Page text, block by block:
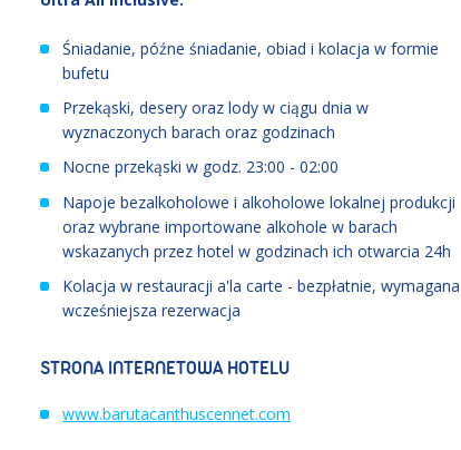
Śniadanie, późne śniadanie, obiad i kolacja w formie
bufetu
Przekąski, desery oraz lody w ciągu dnia w
wyznaczonych barach oraz godzinach
Nocne przekąski w godz. 23:00 - 02:00
Napoje bezalkoholowe i alkoholowe lokalnej produkcji
oraz wybrane importowane alkohole w barach
wskazanych przez hotel w godzinach ich otwarcia 24h
Kolacja w restauracji a'la carte - bezpłatnie, wymagana
wcześniejsza rezerwacja
STRONA INTERNETOWA HOTELU
www.barutacanthuscennet.com